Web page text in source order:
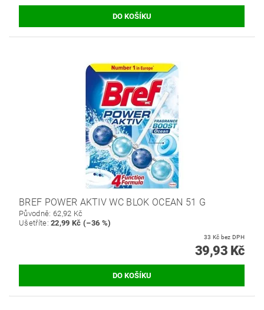
BREF POWER AKTIV WC BLOK OCEAN 51 G
Původně: 62,92 Kč
Ušetříte:22,99 Kč (–36 %)
33 Kč bez DPH
39,93 Kč